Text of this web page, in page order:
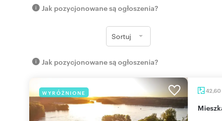
Jak pozycjonowane są ogłoszenia?
Sortuj
Jak pozycjonowane są ogłoszenia?
WYRÓŻNIONE 42,60